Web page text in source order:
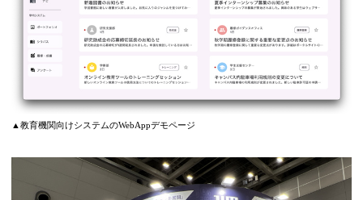
▲教育機関向けシステムのWebAppデモページ